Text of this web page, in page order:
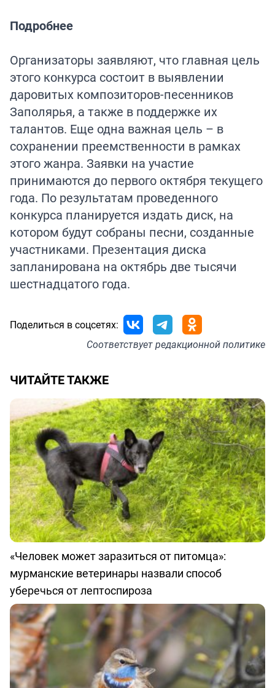
Подробнее
Организаторы заявляют, что главная цель
этого конкурса состоит в выявлении
даровитых композиторов-песенников
Заполярья, а также в поддержке их
талантов. Еще одна важная цель – в
сохранении преемственности в рамках
этого жанра. Заявки на участие
принимаются до первого октября текущего
года. По результатам проведенного
конкурса планируется издать диск, на
котором будут собраны песни, созданные
участниками. Презентация диска
запланирована на октябрь две тысячи
шестнадцатого года.
Поделиться в соцсетях:
Соответствуетредакционной политике
ЧИТАЙТЕ ТАКЖЕ
«Человек может заразиться от питомца»:
мурманские ветеринары назвали способ
уберечься от лептоспироза